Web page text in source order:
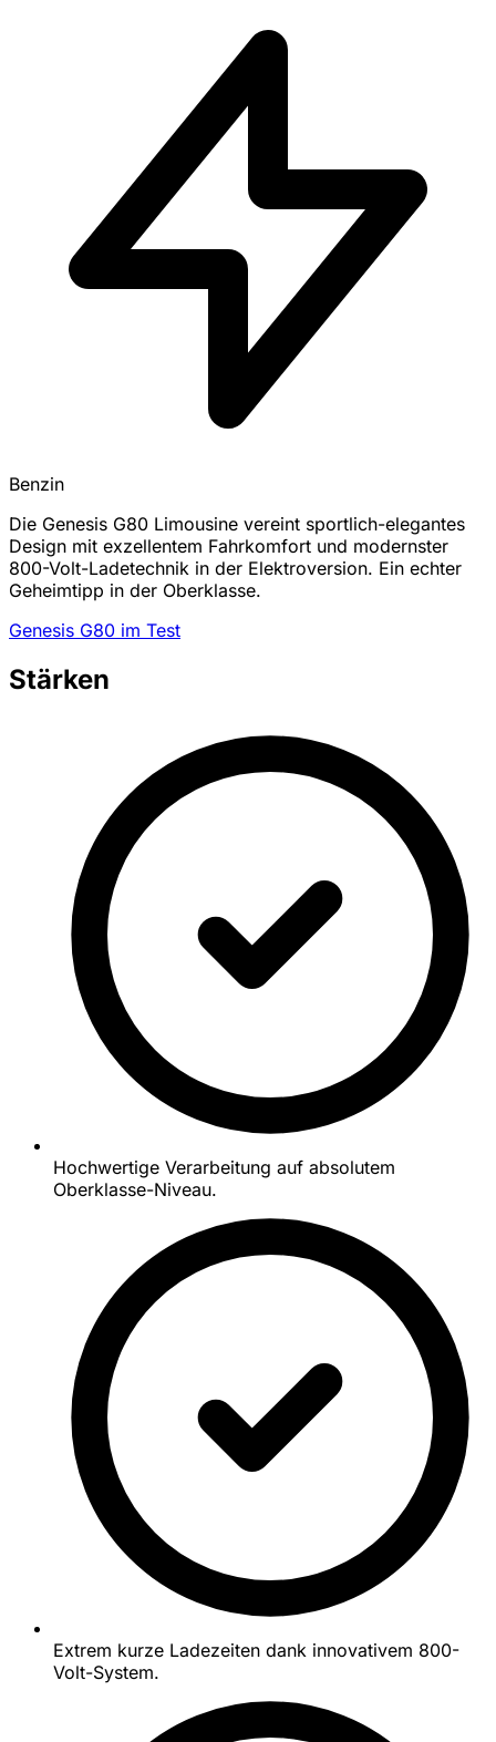
Benzin
Die Genesis G80 Limousine vereint sportlich-elegantes
Design mit exzellentem Fahrkomfort und modernster
800-Volt-Ladetechnik in der Elektroversion. Ein echter
Geheimtipp in der Oberklasse.
Genesis G80 im Test
Stärken
Hochwertige Verarbeitung auf absolutem
Oberklasse-Niveau.
Extrem kurze Ladezeiten dank innovativem 800-
Volt-System.